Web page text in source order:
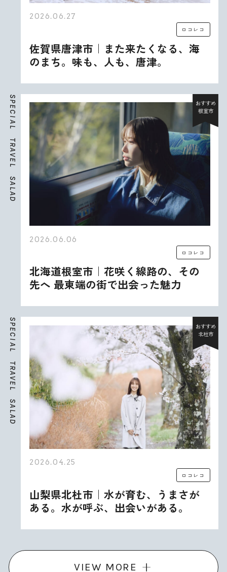
2026.06.27
ロコレコ
佐賀県唐津市｜また来たくなる、海
のまち。味も、人も、唐津。
S
P
E
C
I
A
L
T
R
A
V
E
L
S
A
L
A
D
おすすめ
根室市
2026.06.06
ロコレコ
北海道根室市｜花咲く線路の、その
先へ 最東端の街で出会った魅力
S
P
E
C
I
A
L
T
R
A
V
E
L
S
A
L
A
D
おすすめ
北杜市
2026.04.25
ロコレコ
山梨県北杜市｜水が育む、うまさが
ある。水が呼ぶ、出会いがある。
VIEW MORE